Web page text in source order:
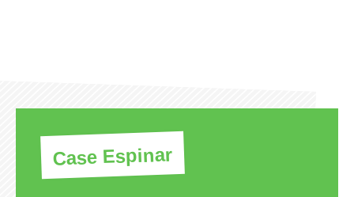
Case Espinar